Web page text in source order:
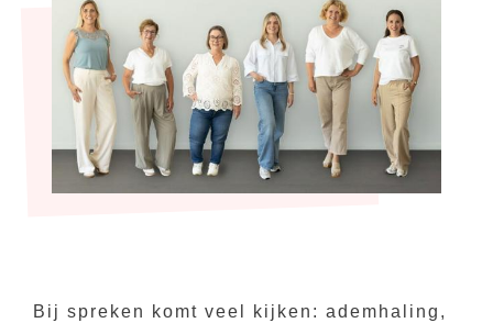
Bij spreken komt veel kijken: ademhaling,